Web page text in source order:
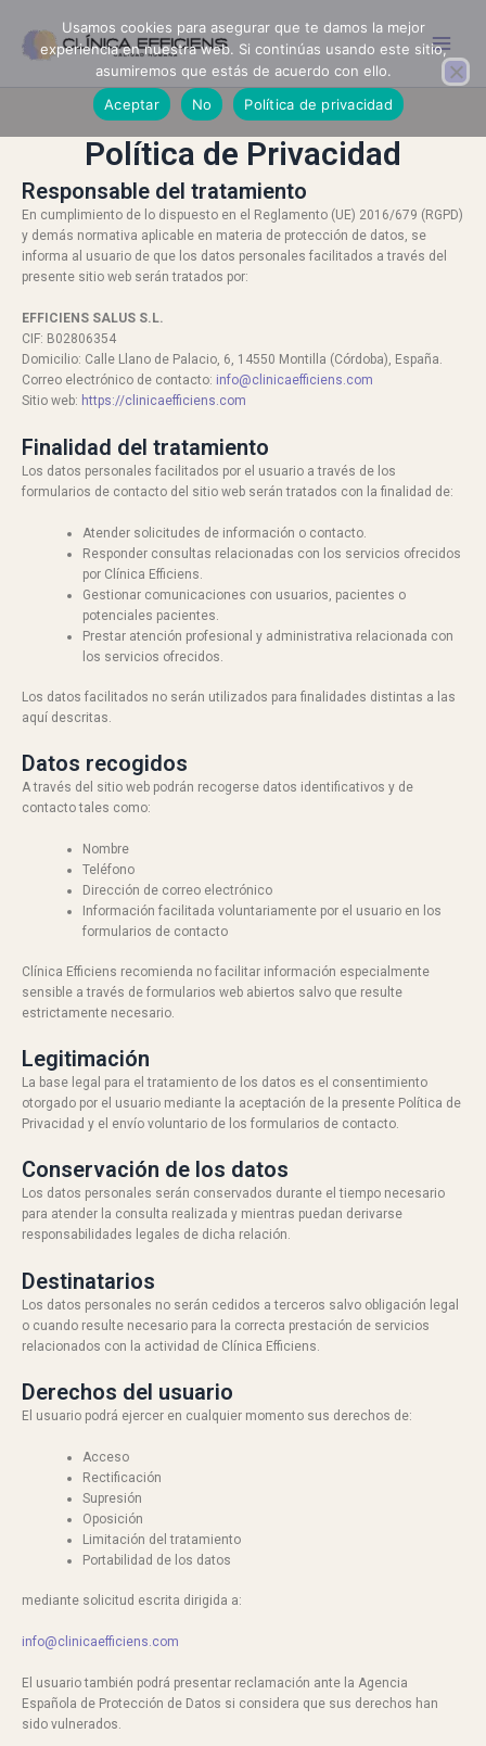
contenido
Política de Privacidad
Responsable del tratamiento
En cumplimiento de lo dispuesto en el Reglamento (UE) 2016/679 (RGPD)
y demás normativa aplicable en materia de protección de datos, se
informa al usuario de que los datos personales facilitados a través del
presente sitio web serán tratados por:
EFFICIENS SALUS S.L.
CIF: B02806354
Domicilio: Calle Llano de Palacio, 6, 14550 Montilla (Córdoba), España.
Correo electrónico de contacto: info@clinicaefficiens.com
Sitio web: https://clinicaefficiens.com
Finalidad del tratamiento
Los datos personales facilitados por el usuario a través de los
formularios de contacto del sitio web serán tratados con la finalidad de:
Atender solicitudes de información o contacto.
Responder consultas relacionadas con los servicios ofrecidos
por Clínica Efficiens.
Gestionar comunicaciones con usuarios, pacientes o
potenciales pacientes.
Prestar atención profesional y administrativa relacionada con
los servicios ofrecidos.
Los datos facilitados no serán utilizados para finalidades distintas a las
aquí descritas.
Datos recogidos
A través del sitio web podrán recogerse datos identificativos y de
contacto tales como:
Nombre
Teléfono
Dirección de correo electrónico
Información facilitada voluntariamente por el usuario en los
formularios de contacto
Clínica Efficiens recomienda no facilitar información especialmente
sensible a través de formularios web abiertos salvo que resulte
estrictamente necesario.
Legitimación
La base legal para el tratamiento de los datos es el consentimiento
otorgado por el usuario mediante la aceptación de la presente Política de
Privacidad y el envío voluntario de los formularios de contacto.
Conservación de los datos
Los datos personales serán conservados durante el tiempo necesario
para atender la consulta realizada y mientras puedan derivarse
responsabilidades legales de dicha relación.
Destinatarios
Los datos personales no serán cedidos a terceros salvo obligación legal
o cuando resulte necesario para la correcta prestación de servicios
relacionados con la actividad de Clínica Efficiens.
Derechos del usuario
El usuario podrá ejercer en cualquier momento sus derechos de:
Acceso
Rectificación
Supresión
Oposición
Limitación del tratamiento
Portabilidad de los datos
mediante solicitud escrita dirigida a:
info@clinicaefficiens.com
El usuario también podrá presentar reclamación ante la Agencia
Española de Protección de Datos si considera que sus derechos han
sido vulnerados.
Usamos cookies para asegurar que te damos la mejor
experiencia en nuestra web. Si continúas usando este sitio,
asumiremos que estás de acuerdo con ello.
Aceptar
No Política de privacidad